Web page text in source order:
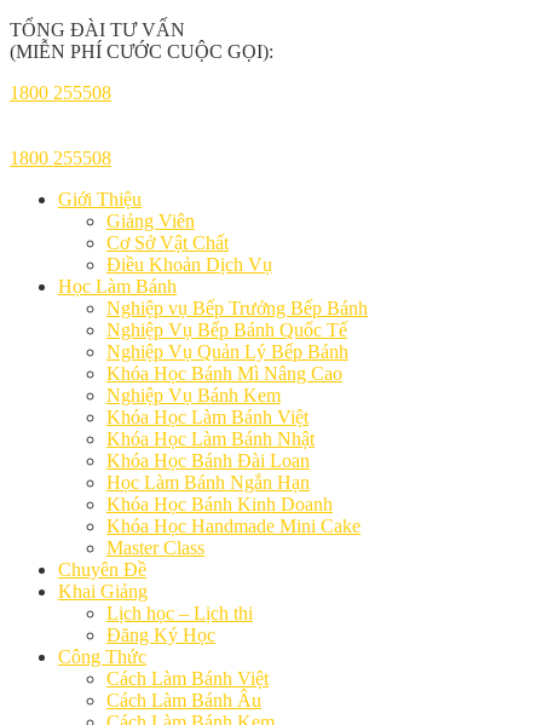
TỔNG ĐÀI TƯ VẤN
(MIỄN PHÍ CƯỚC CUỘC GỌI):
1800 255508
1800 255508
Giới Thiệu
Giảng Viên
Cơ Sở Vật Chất
Điều Khoản Dịch Vụ
Học Làm Bánh
Nghiệp vụ Bếp Trưởng Bếp Bánh
Nghiệp Vụ Bếp Bánh Quốc Tế
Nghiệp Vụ Quản Lý Bếp Bánh
Khóa Học Bánh Mì Nâng Cao
Nghiệp Vụ Bánh Kem
Khóa Học Làm Bánh Việt
Khóa Học Làm Bánh Nhật
Khóa Học Bánh Đài Loan
Học Làm Bánh Ngắn Hạn
Khóa Học Bánh Kinh Doanh
Khóa Học Handmade Mini Cake
Master Class
Chuyên Đề
Khai Giảng
Lịch học – Lịch thi
Đăng Ký Học
Công Thức
Cách Làm Bánh Việt
Cách Làm Bánh Âu